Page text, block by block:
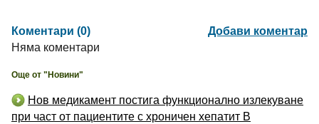
Коментари (0)
Добави коментар
Няма коментари
Още от "Новини"
Нов медикамент постига функционално излекуване
при част от пациентите с хроничен хепатит B